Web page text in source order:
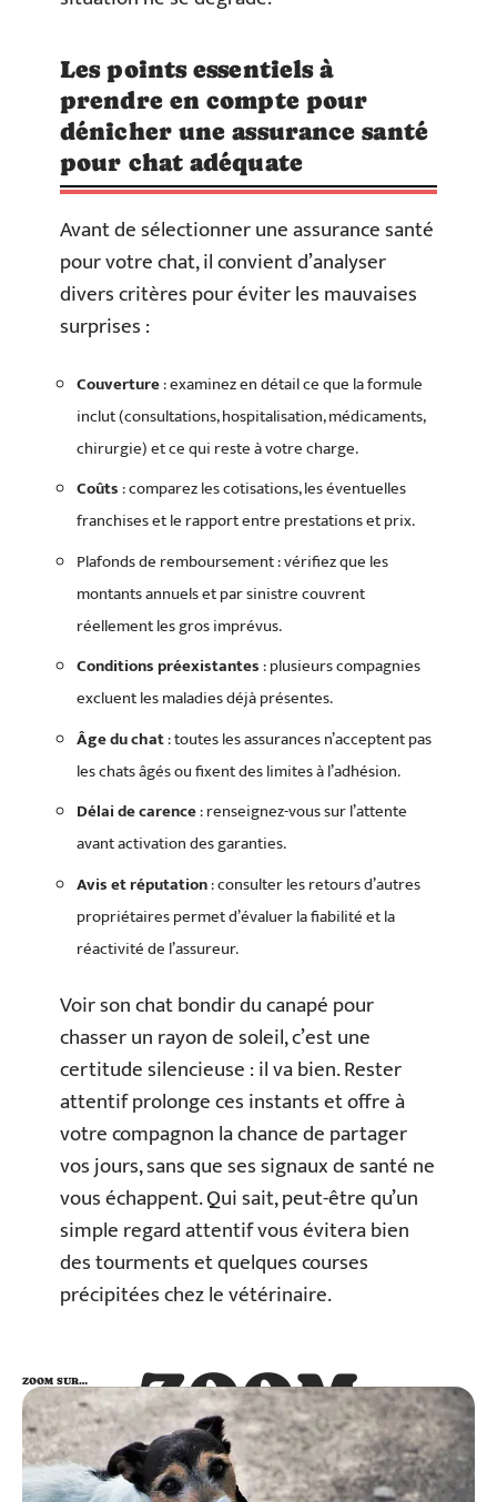
Les points essentiels à
prendre en compte pour
dénicher une assurance santé
pour chat adéquate
Avant de sélectionner une assurance santé
pour votre chat, il convient d’analyser
divers critères pour éviter les mauvaises
surprises :
Couverture: examinez en détail ce que la formule
inclut (consultations, hospitalisation, médicaments,
chirurgie) et ce qui reste à votre charge.
Coûts: comparez les cotisations, les éventuelles
franchises et le rapport entre prestations et prix.
Plafonds de remboursement : vérifiez que les
montants annuels et par sinistre couvrent
réellement les gros imprévus.
Conditions préexistantes: plusieurs compagnies
excluent les maladies déjà présentes.
Âge du chat: toutes les assurances n’acceptent pas
les chats âgés ou fixent des limites à l’adhésion.
Délai de carence: renseignez-vous sur l’attente
avant activation des garanties.
Avis et réputation: consulter les retours d’autres
propriétaires permet d’évaluer la fiabilité et la
réactivité de l’assureur.
Voir son chat bondir du canapé pour
chasser un rayon de soleil, c’est une
certitude silencieuse : il va bien. Rester
attentif prolonge ces instants et offre à
votre compagnon la chance de partager
vos jours, sans que ses signaux de santé ne
vous échappent. Qui sait, peut-être qu’un
simple regard attentif vous évitera bien
des tourments et quelques courses
précipitées chez le vétérinaire.
ZOOM
SUR…
ZOOM SUR…